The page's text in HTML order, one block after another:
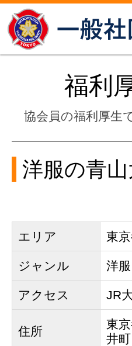
福利
協会員の福利厚生
洋服の青
エリア 東
ジャンル 洋服
アクセス JR
住所
東
井